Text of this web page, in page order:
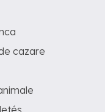
cazare